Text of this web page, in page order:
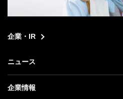
企業・IR
ニュース
ニュース トップ
企業情報